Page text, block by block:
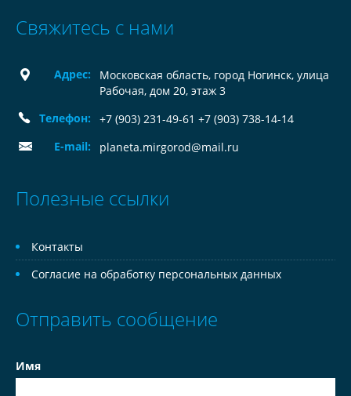
Свяжитесь с нами
Адрес:
Московская область, город Ногинск, улица
Рабочая, дом 20, этаж 3
Телефон:
+7 (903) 231-49-61 +7 (903) 738-14-14
E-mail:
planeta.mirgorod@mail.ru
Полезные ссылки
Контакты
Согласие на обработку персональных данных
Отправить сообщение
Имя